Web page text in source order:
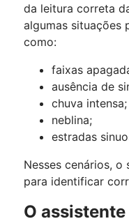
da leitura correta
algumas situações
como:
faixas
ausência de
chuva intensa;
neblina;
estradas
Nesses cenários,
para identificar
O